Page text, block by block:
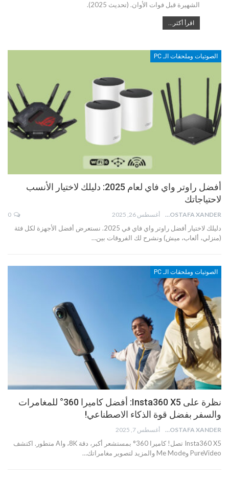
الشهيرة قبل فوات الأوان. (تحديث 2025).
اقرأ أكثر...
الصوتيات وملحقات الـ PC
أفضل راوتر واي فاي لعام 2025: دليلك لاختيار الأنسب
لاحتياجاتك
MOSTAFA XANDER أغسطس 26, 2025
دليلك لاختيار أفضل راوتر واي فاي في 2025. نستعرض أفضل الأجهزة لكل فئة
(منزلي، ألعاب، ميش) ونشرح لك الفروقات بين…
الصوتيات وملحقات الـ PC
نظرة على Insta360 X5: أفضل كاميرا 360° للمغامرات
والسفر بفضل قوة الذكاء الاصطناعي!
MOSTAFA XANDER أغسطس 7, 2025
Insta360 X5 تصل! كاميرا 360° بمستشعر أكبر، دقة 8K، وAI متطور. اكتشف
PureVideo وMe Mode والمزيد لتصوير مغامراتك…